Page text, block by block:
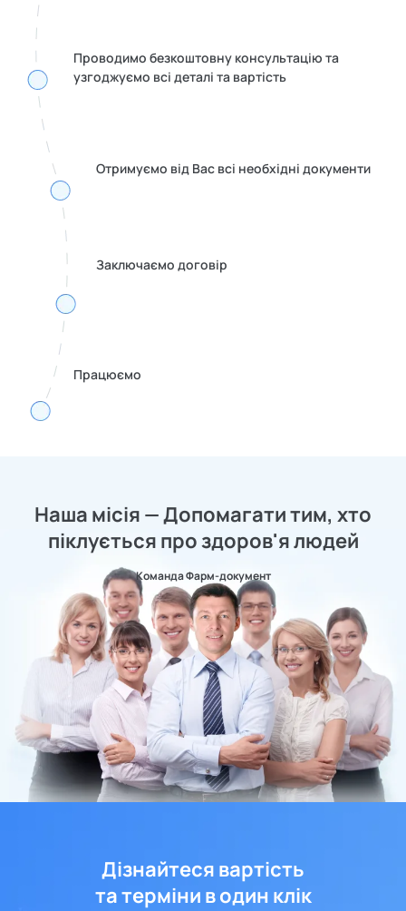
Проводимо безкоштовну консультацію та
узгоджуємо всі деталі та вартість
Отримуємо від Вас всі необхідні документи
Заключаємо договір
Працюємо
Наша місія — Допомагати тим, хто
піклується про здоров'я людей
Команда Фарм-документ
Дізнайтеся вартість
та терміни в один клік